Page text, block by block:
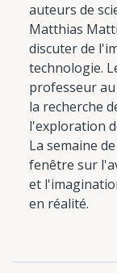
auteurs de
Matthias
discuter de
technologie.
professeur
la recherche
l'exploration
La semaine
fenêtre sur
et
en réalité.